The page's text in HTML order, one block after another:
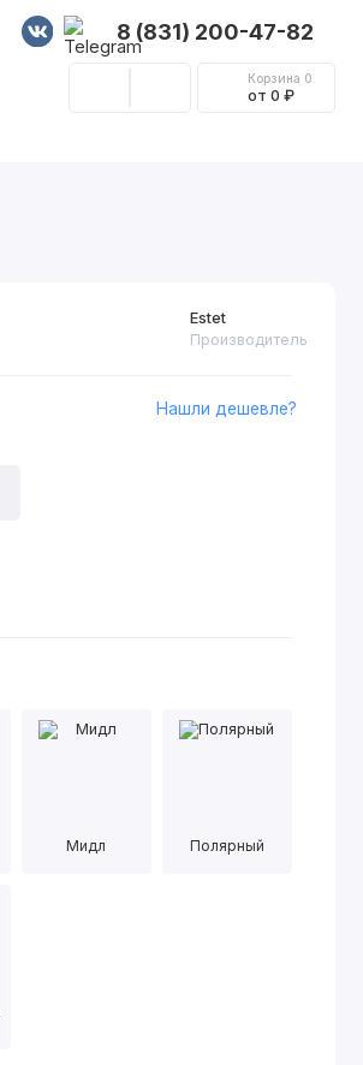
8 (831) 200-47-82
Корзина 0
от 0 ₽
Estet
Производитель
Нашли дешевле?
Мидл Полярный